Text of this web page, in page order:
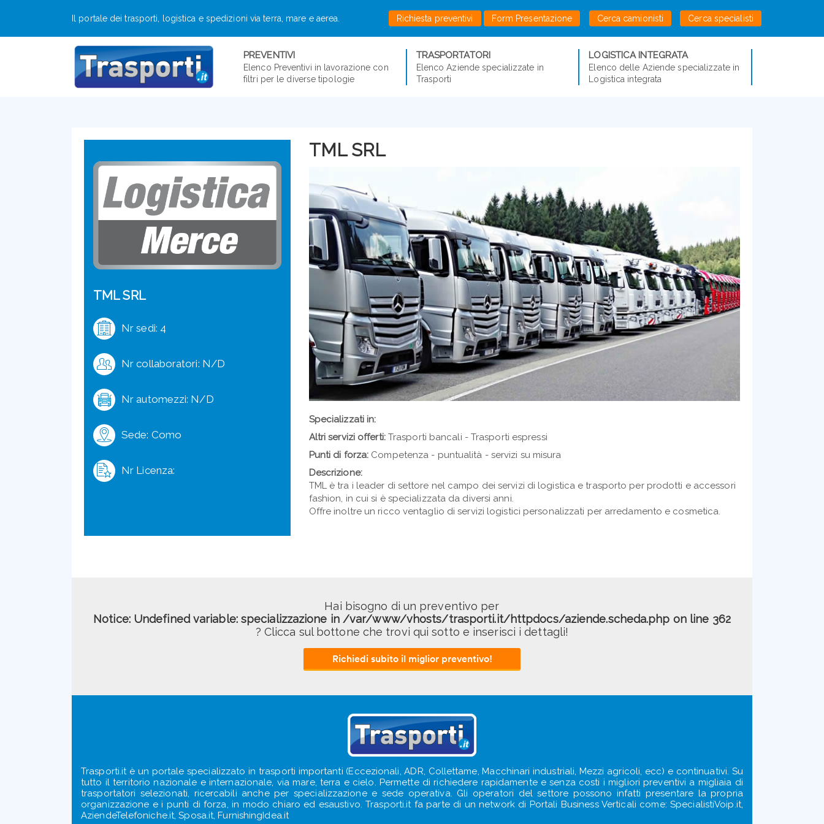
Il portale dei trasporti, logistica e spedizioni via terra, mare e aerea. Richiesta preventivi Form Presentazione Cerca camionisti Cerca specialisti
PREVENTIVI
Elenco Preventivi in lavorazione con
filtri per le diverse tipologie
TRASPORTATORI
Elenco Aziende specializzate in
Trasporti
LOGISTICA INTEGRATA
Elenco delle Aziende specializzate in
Logistica integrata
TML SRL
Nr sedi: 4
Nr collaboratori: N/D
Nr automezzi: N/D
Sede: Como
Nr Licenza:
TML SRL
Specializzati in:
Altri servizi offerti: Trasporti bancali - Trasporti espressi
Punti di forza: Competenza - puntualità - servizi su misura
Descrizione:
TML è tra i leader di settore nel campo dei servizi di logistica e trasporto per prodotti e accessori
fashion, in cui si è specializzata da diversi anni.
Offre inoltre un ricco ventaglio di servizi logistici personalizzati per arredamento e cosmetica.
Hai bisogno di un preventivo per
Notice: Undefined variable: specializzazione in /var/www/vhosts/trasporti.it/httpdocs/aziende.scheda.php on line 362
? Clicca sul bottone che trovi qui sotto e inserisci i dettagli!
Richiedi subito il miglior preventivo!
Trasporti.it è un portale specializzato in trasporti importanti (Eccezionali, ADR, Collettame, Macchinari industriali, Mezzi agricoli, ecc) e continuativi. Su
tutto il territorio nazionale e internazionale, via mare, terra e cielo. Permette di richiedere rapidamente e senza costi i migliori preventivi a migliaia di
trasportatori selezionati, ricercabili anche per specializzazione e sede operativa. Gli operatori del settore possono infatti presentare la propria
organizzazione e i punti di forza, in modo chiaro ed esaustivo. Trasporti.it fa parte di un network di Portali Business Verticali come: SpecialistiVoip.it,
AziendeTelefoniche.it, Sposa.it, FurnishingIdea.it